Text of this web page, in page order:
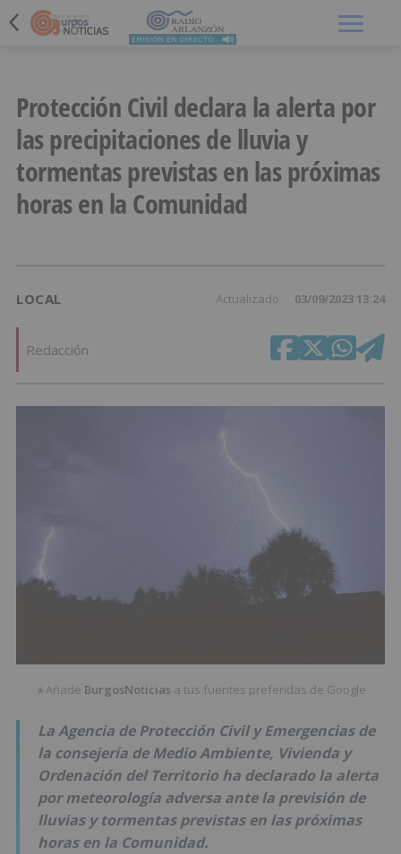
Protección Civil declara la alerta por
las precipitaciones de lluvia y
tormentas previstas en las próximas
horas en la Comunidad
LOCAL Actualizado 03/09/2023 13:24
Redacción
★Añade BurgosNoticias a tus fuentes preferidas de Google
La Agencia de Protección Civil y Emergencias de
la consejería de Medio Ambiente, Vivienda y
Ordenación del Territorio ha declarado la alerta
por meteorología adversa ante la previsión de
lluvias y tormentas previstas en las próximas
horas en la Comunidad.